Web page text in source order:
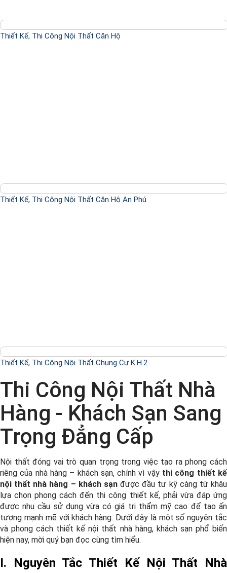
Thiết Kế, Thi Công Nội Thất Căn Hộ
Thiết Kế, Thi Công Nội Thất Căn Hộ An Phú
Thiết Kế, Thi Công Nội Thất Chung Cư K.H.2
Thi Công Nội Thất Nhà
Hàng - Khách Sạn Sang
Trọng Đẳng Cấp
Nội thất đóng vai trò quan trọng trong việc tạo ra phong cách
riêng của nhà hàng – khách sạn, chính vì vậy thi công thiết kế
nội thất nhà hàng – khách sạnđược đầu tư kỹ càng từ khâu
lựa chọn phong cách đến thi công thiết kế, phải vừa đáp ứng
được nhu cầu sử dụng vừa có giá trị thẩm mỹ cao để tạo ấn
tượng mạnh mẽ với khách hàng. Dưới đây là một số nguyên tắc
và phong cách thiết kế nội thất nhà hàng, khách sạn phổ biến
hiện nay, mời quý bạn đọc cùng tìm hiểu.
I. Nguyên Tắc Thiết Kế Nội Thất Nhà